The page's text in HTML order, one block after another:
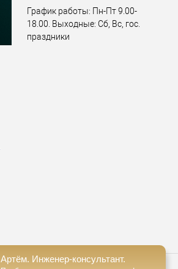
График работы: Пн-Пт 9.00-
18.00. Выходные: Сб, Вс, гос.
праздники
Артём. Инженер-консультант.